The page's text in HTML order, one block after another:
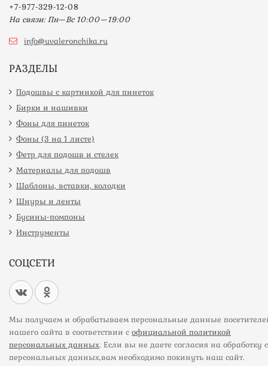
+7-977-329-12-08
На связи: Пн—Вс 10:00—19:00
info@uvaleronchika.ru
РАЗДЕЛЫ
Подошвы с картинкой для пинеток
Бирки и нашивки
Фоны для пинеток
Фоны (3 на 1 листе)
Фетр для подошв и стелек
Материалы для подошв
Шаблоны, вставки, колодки
Шнуры и ленты
Бусины-помпоны
Инструменты
СОЦСЕТИ
Мы получаем и обрабатываем персональные данные
нашего сайта в соответствии с официальной политикой
персональных данных. Если вы не даете согласия на обработку
персональных данных,вам необходимо покинуть наш сайт.